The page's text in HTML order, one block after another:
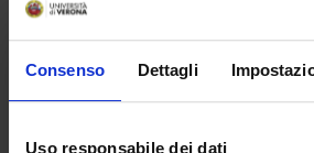
Consenso Dettagli
Uso responsabile dei dati
Period
1°anno 1°semestre LMSIO
Gabriele Romano